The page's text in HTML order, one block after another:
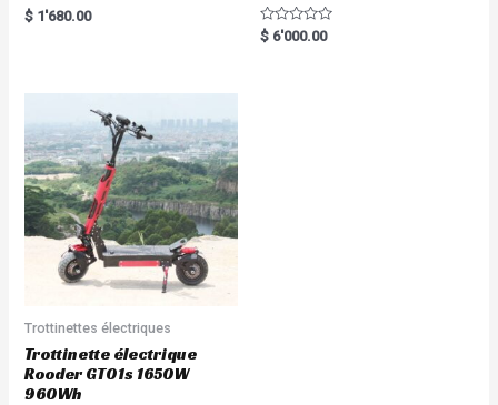
R
a
f
5
$ 1'680.00
R
a
$ 6'000.00
Trottinettes électriques
Trottinette électrique
Rooder GT01s 1650W
960Wh